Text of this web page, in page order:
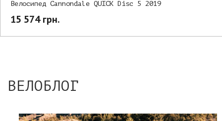
Велосипед Cannondale QUICK Disc 5 2019
15 574 грн.
ВЕЛОБЛОГ